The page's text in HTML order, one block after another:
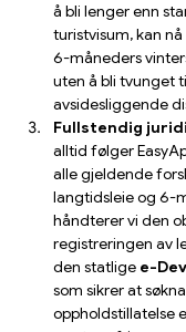
å bli lenger enn
turistvisum, kan
6-måneders
uten å bli tvunget
avsidesliggende
Fullstendig
alltid følger
alle gjeldende
langtidsleie og 6-
håndterer vi den
registreringen av
den statlige e-
som sikrer at
oppholdstillatelse